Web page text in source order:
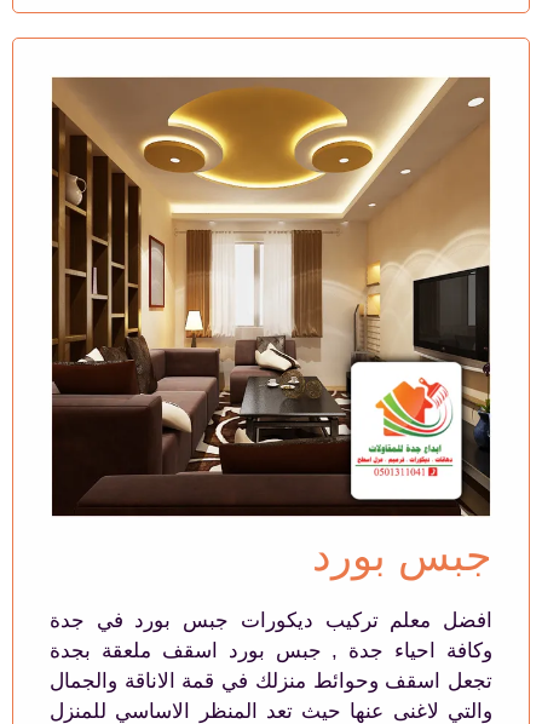
جبس بورد
افضل معلم تركيب ديكورات جبس بورد في جدة
وكافة احياء جدة , جبس بورد اسقف ملعقة بجدة
تجعل اسقف وحوائط منزلك في قمة الاناقة والجمال
والتي لاغنى عنها حيث تعد المنظر الاساسي للمنزل